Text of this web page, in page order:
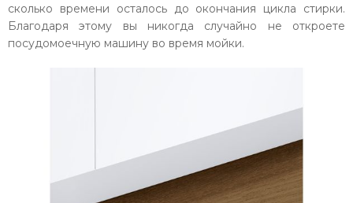
сколько времени осталось до окончания цикла стирки.
Благодаря этому вы никогда случайно не откроете
посудомоечную машину во время мойки.